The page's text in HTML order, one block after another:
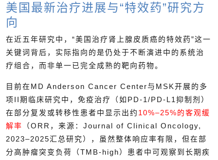
美国最新治疗进展与“特效药”研究方
向
在近五年研究中，“美国治疗肾上腺皮质癌的特效药”这一
关键词背后，实际指向的是仍处于不断演进中的系统治
疗组合，而非单一已完全成熟的靶向药物。
目前在MD Anderson Cancer Center与MSK开展的多
项II期临床研究中，免疫治疗（如PD-1/PD-L1抑制剂）
在部分复发或转移性患者中显示出约 10%–25%的客观缓
解率
（ORR，来源：Journal of Clinical Oncology,
2023–2025汇总研究），虽然整体响应率有限，但在部
分高肿瘤突变负荷（TMB-high）患者中可观察到长期疾